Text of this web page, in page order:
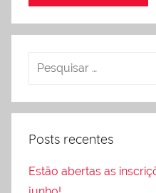
Posts recentes
Estão abertas as